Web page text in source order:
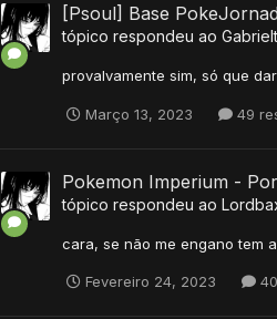
[Psoul] Base
tópico respondeu ao
provalvamente sim, só que
Março 13, 2023 49
Pokemon Imperium -
tópico respondeu ao
cara, se não me engano tem
Fevereiro 24, 2023